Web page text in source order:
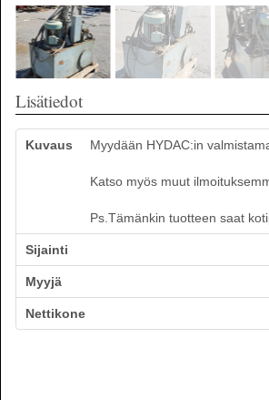
Lisätiedot
Kuvaus Myydään HYDAC:in
Katso myös muut
Ps.Tämänkin tuotteen saat
Sijainti
Myyjä
Nettikone